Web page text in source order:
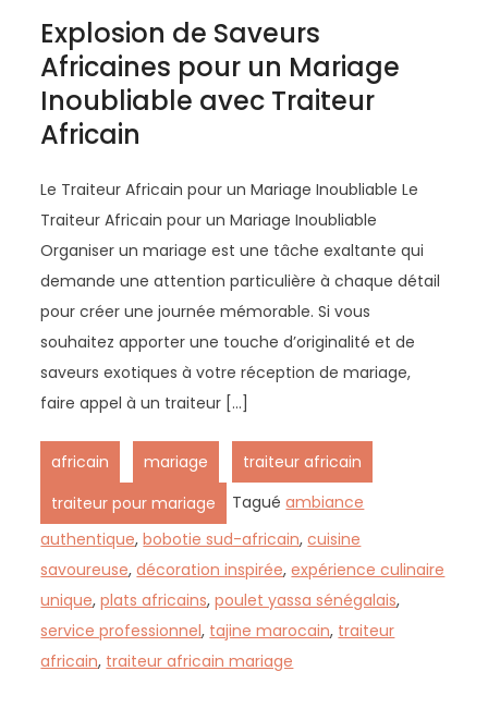
Explosion de Saveurs
Africaines pour un Mariage
Inoubliable avec Traiteur
Africain
Le Traiteur Africain pour un Mariage Inoubliable Le
Traiteur Africain pour un Mariage Inoubliable
Organiser un mariage est une tâche exaltante qui
demande une attention particulière à chaque détail
pour créer une journée mémorable. Si vous
souhaitez apporter une touche d’originalité et de
saveurs exotiques à votre réception de mariage,
faire appel à un traiteur […]
africain mariage traiteur africain
traiteur pour mariage
Taguéambiance
authentique,bobotie sud-africain,cuisine
savoureuse,décoration inspirée,expérience culinaire
unique,plats africains,poulet yassa sénégalais,
service professionnel, tajine marocain, traiteur
africain, traiteur africain mariage